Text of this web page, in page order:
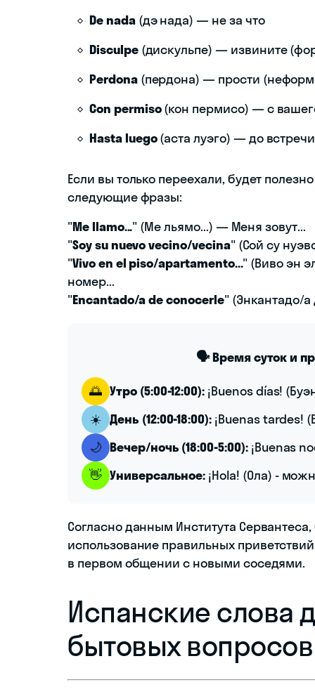
De nada(дэ нада) — не за что
Disculpe(дискульпе) — извините
Perdona(пердона) — прости
Con permiso(кон пермисо) — с
Hasta luego(аста луэго) — до встречи
Если вы только переехали, будет
следующие фразы:
"Me llamo..." (Ме льямо...) — Меня зовут...
"Soy su nuevo vecino/vecina" (Сой су
"Vivo en el piso/apartamento..." (Виво эн
номер...
"Encantado/a de conocerle" (Энкантадо/
🗣️ Время суток и
🌅 Утро (5:00-12:00): ¡Buenos días!
☀️ День (12:00-18:00): ¡Buenas tardes!
🌙 Вечер/ночь (18:00-5:00):¡Buenas
👋 Универсальное: ¡Hola! (Ола) -
Согласно данным Института
использование правильных
в первом общении с новыми соседями.
Испанские слова
бытовых вопросов